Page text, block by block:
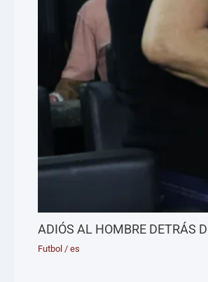
ADIÓS AL HOMBRE DETRÁS
Futbol /es